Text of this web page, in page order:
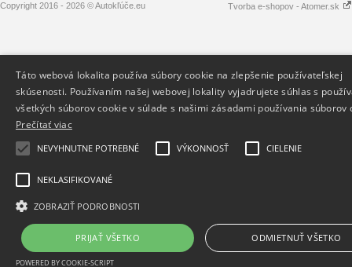
Copyright 2016 - 2026 © Autokľúče.eu Tvorba e-shopov - Atomer.sk
Táto webová lokalita používa súbory cookie na zlepšenie používateľskej
skúsenosti. Používaním našej webovej lokality vyjadrujete súhlas s
všetkých súborov cookie v súlade s našimi zásadami používania súborov
Prečítať viac
NEVYHNUTNE POTREBNÉ VÝKONNOSŤ CIELENIE
NEKLASIFIKOVANÉ
ZOBRAZIŤ PODROBNOSTI
PRIJAŤ VŠETKO ODMIETNUŤ VŠETKO
POWERED BY COOKIE-SCRIPT